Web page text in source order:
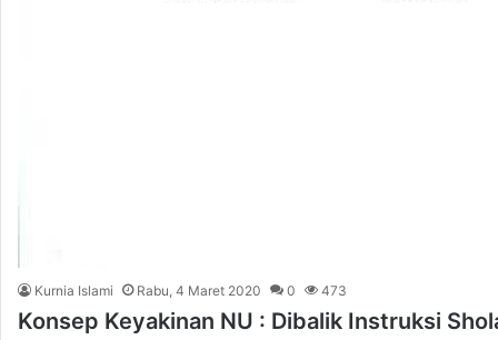
Kurnia Islami Rabu, 4 Maret 2020 0 473
Konsep Keyakinan NU : Dibalik Instruksi